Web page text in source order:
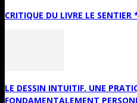
CRITIQUE DU LIVRE LE SENTIER
LE DESSIN INTUITIF. UNE
FONDAMENTALEMENT